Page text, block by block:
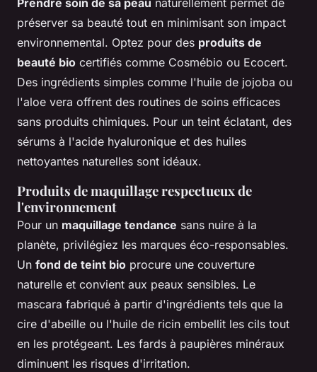
Prendre soin de sa peau naturellement permet de
préserver sa beauté tout en minimisant son impact
environnemental. Optez pour des produits de
beauté bio certifiés comme Cosmébio ou Ecocert.
Des ingrédients simples comme l'huile de jojoba ou
l'aloe vera offrent des routines de soins efficaces
sans produits chimiques. Pour un teint éclatant, des
sérums à l'acide hyaluronique et des huiles
nettoyantes naturelles sont idéaux.
Produits de maquillage respectueux de
l'environnement
Pour un maquillage tendance sans nuire à la
planète, privilégiez les marques éco-responsables.
Un fond de teint bio procure une couverture
naturelle et convient aux peaux sensibles. Le
mascara fabriqué à partir d'ingrédients tels que la
cire d'abeille ou l'huile de ricin embellit les cils tout
en les protégeant. Les fards à paupières minéraux
diminuent les risques d'irritation.